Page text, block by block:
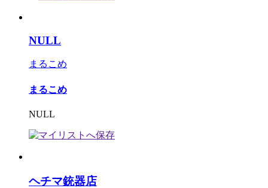
NULL
まるこめ
まるこめ
NULL
ヘチマ銃器店